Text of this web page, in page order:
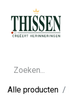
Alle producten